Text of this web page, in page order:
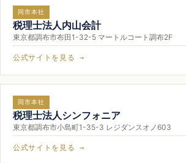
同市本社
税理士法人内山会計
東京都調布市布田1-32-5 マートルコート調布2F
公式サイトを見る →
同市本社
税理士法人シンフォニア
東京都調布市小島町1-35-3 レジダンスオノ603
公式サイトを見る →